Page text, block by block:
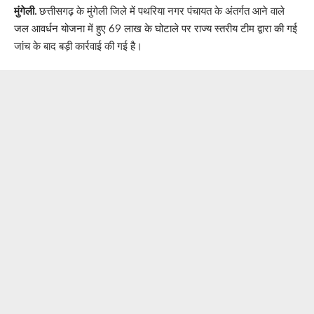
मुंगेली.छत्तीसगढ़ के मुंगेली जिले में पथरिया नगर पंचायत के अंतर्गत आने वाले
जल आवर्धन योजना में हुए 69 लाख के घोटाले पर राज्य स्तरीय टीम द्वारा की गई
जांच के बाद बड़ी कार्रवाई की गई है।